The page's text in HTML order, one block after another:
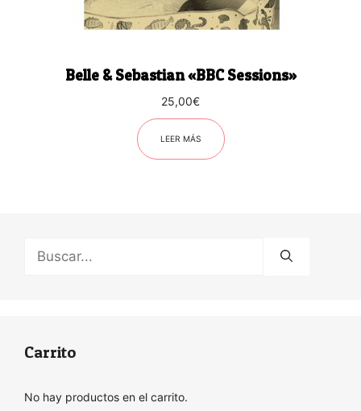
Belle & Sebastian «BBC Sessions»
25,00€
LEER MÁS
Carrito
No hay productos en el carrito.